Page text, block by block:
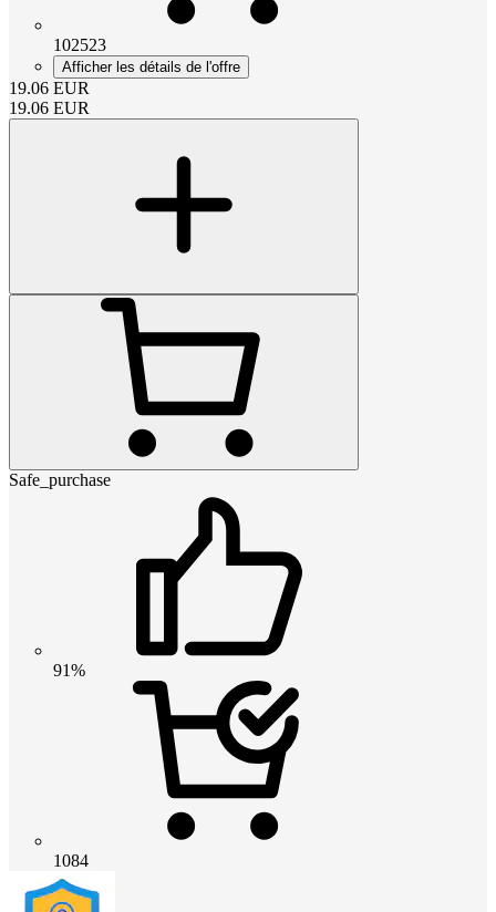
102523
Afficher les détails de l'offre
19.06 EUR
19.06 EUR
Safe_purchase
91%
1084